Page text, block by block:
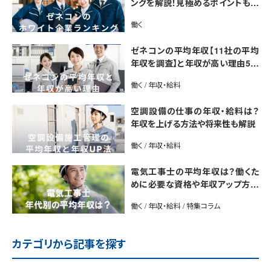
働く
ゼネコンの平均年収【11社の平均
年収を調査】と年収が高い理由5選
働く / 年収・給料
空調設備の仕事の年収・給料は？
年収を上げる方法や将来性も解説
働く / 年収・給料
電気工事士の平均年収は？働くた
めに必要な資格や年収アップ方法
働く / 年収・給料 / 特集コラム
カテゴリから記事を探す